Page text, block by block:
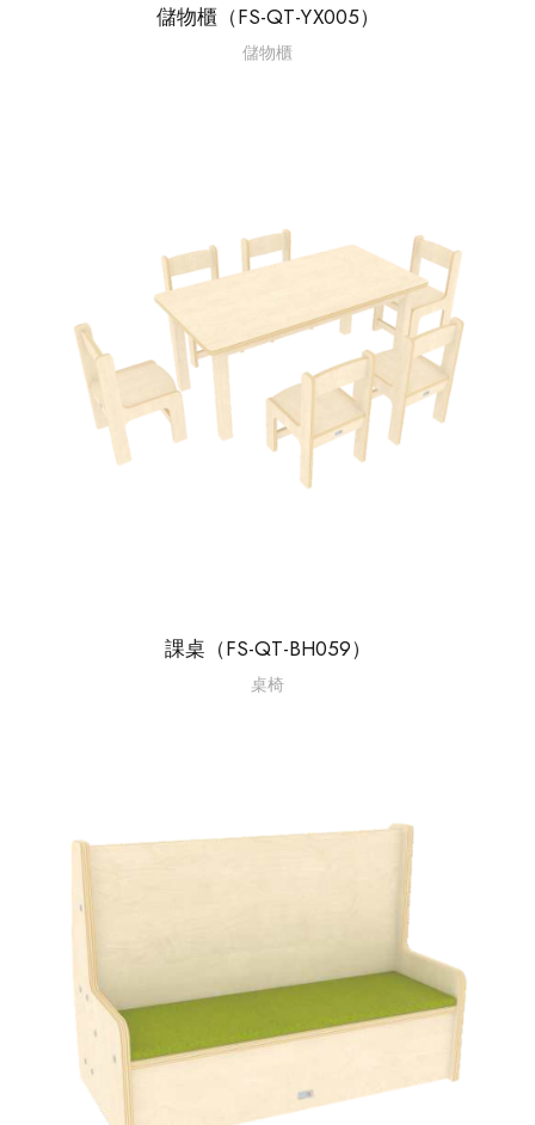
儲物櫃（FS-QT-YX005）
儲物櫃
課桌（FS-QT-BH059）
桌椅